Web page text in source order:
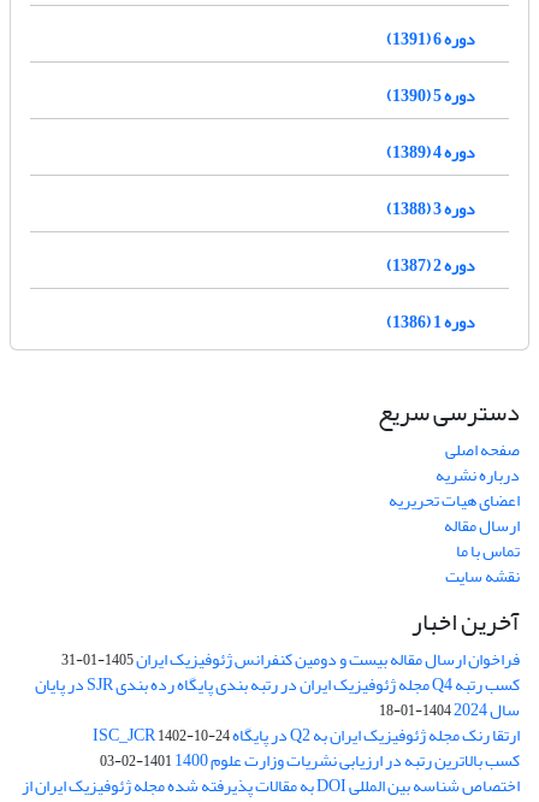
دوره 6 (1391)
دوره 5 (1390)
دوره 4 (1389)
دوره 3 (1388)
دوره 2 (1387)
دوره 1 (1386)
دسترسی سریع
صفحه اصلی
درباره نشریه
اعضای هیات تحریریه
ارسال مقاله
تماس با ما
نقشه سایت
آخرین اخبار
فراخوان ارسال مقاله بیست و دومین کنفرانس ژئوفیزیک ایران1405-01-31
کسب رتبه Q4 مجله ژئوفیزیک ایران در رتبه بندی پایگاه رده بندی SJR در پایان
سال 2024 1404-01-18
ارتقا رنک مجله ژئوفیزیک ایران به Q2 در پایگاه ISC_JCR 1402-10-24
کسب بالاترین رتبه در ارزیابی نشریات وزارت علوم 1400 1401-02-03
اختصاص شناسه بین المللی DOI به مقالات پذیرفته شده مجله ژئوفیزیک ایران از